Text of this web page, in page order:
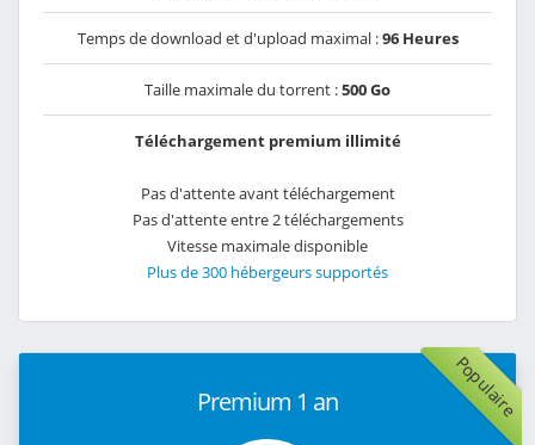
Temps de download et d'upload maximal :96 Heures
Taille maximale du torrent :500 Go
Téléchargement premium illimité
Pas d'attente avant téléchargement
Pas d'attente entre 2 téléchargements
Vitesse maximale disponible
Plus de 300 hébergeurs supportés
Populaire
Premium 1 an